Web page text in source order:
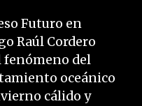
Futuro en
Raúl Cordero
fenómeno del
oceánico
cálido y